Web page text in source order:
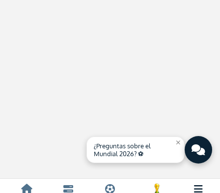
close
¿Preguntas sobre el
Mundial 2026? ⚽